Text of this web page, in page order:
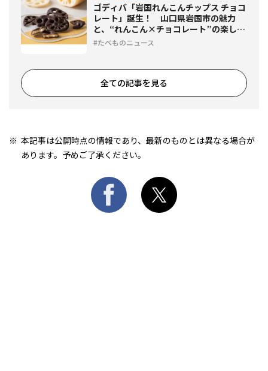
ゴディバ「岩国れんこんチップス チョコ
レート」誕生！ 山口県岩国市の魅力
と、“れんこん×チョコレート”の楽しさ
を全国に！
たべものニュース
全ての記事を見る
本記事は公開時点の情報であり、最新のものとは異なる場合が
あります。予めご了承ください。